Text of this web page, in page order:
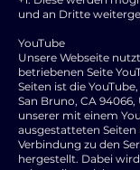
und an Dritte
YouTube
Unsere Webseite
betriebenen Seite
Seiten ist die
San Bruno, CA 94066,
unserer mit einem
ausgestatteten
Verbindung zu den
hergestellt. Dabei